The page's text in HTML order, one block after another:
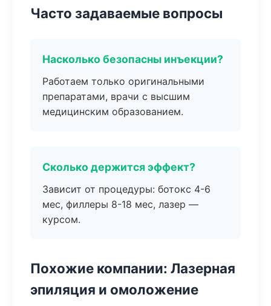
Часто задаваемые вопросы
Насколько безопасны инъекции?
Работаем только оригинальными
препаратами, врачи с высшим
медицинским образованием.
Сколько держится эффект?
Зависит от процедуры: ботокс 4-6
мес, филлеры 8-18 мес, лазер —
курсом.
Похожие компании: Лазерная
эпиляция и омоложение